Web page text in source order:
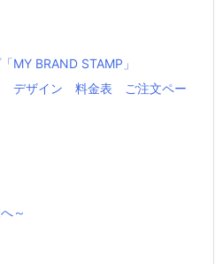
MY BRAND STAMP」
デザイン 料金表 ご注文ペー
～